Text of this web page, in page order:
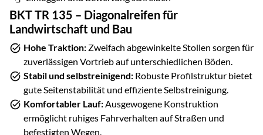
BKT TR 135 – Diagonalreifen für
Landwirtschaft und Bau
Hohe Traktion: Zweifach abgewinkelte Stollen sorgen für
zuverlässigen Vortrieb auf unterschiedlichen Böden.
Stabil und selbstreinigend: Robuste Profilstruktur bietet
gute Seitenstabilität und effiziente Selbstreinigung.
Komfortabler Lauf:Ausgewogene Konstruktion
ermöglicht ruhiges Fahrverhalten auf Straßen und
befestigten Wegen.